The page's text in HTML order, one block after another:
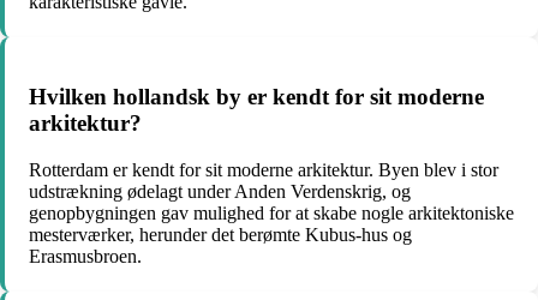
Hvilken hollandsk by er kendt for sit moderne
arkitektur?
Rotterdam er kendt for sit moderne arkitektur. Byen blev i stor
udstrækning ødelagt under Anden Verdenskrig, og
genopbygningen gav mulighed for at skabe nogle arkitektoniske
mesterværker, herunder det berømte Kubus-hus og
Erasmusbroen.